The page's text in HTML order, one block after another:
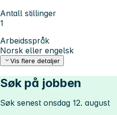
Antall stillinger
1
Arbeidsspråk
Norsk eller engelsk
Vis flere detaljer
Søk på jobben
Søk senest onsdag 12. august